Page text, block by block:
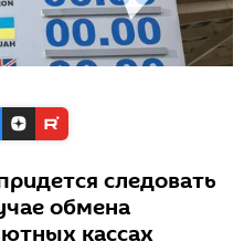
следовать
обмена
кассах